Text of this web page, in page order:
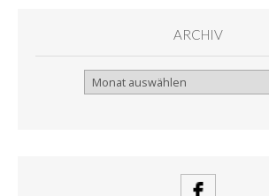
ARCHIV
Archiv